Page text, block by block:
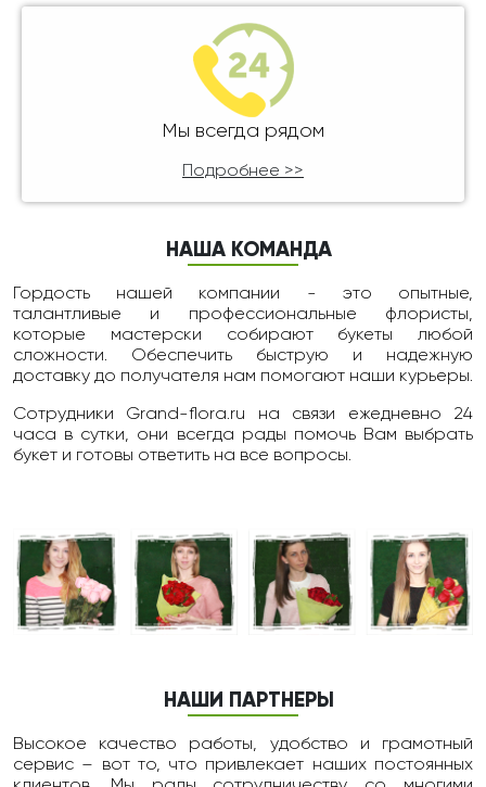
Мы всегда рядом
Подробнее >>
НАША КОМАНДА
Гордость нашей компании - это опытные,
талантливые и профессиональные флористы,
которые мастерски собирают букеты любой
сложности. Обеспечить быструю и надежную
доставку до получателя нам помогают наши курьеры.
Сотрудники Grand-flora.ru на связи ежедневно 24
чаcа в сутки, они всегда рады помочь Вам выбрать
букет и готовы ответить на все вопросы.
НАШИ ПАРТНЕРЫ
Высокое качество работы, удобство и грамотный
сервис – вот то, что привлекает наших постоянных